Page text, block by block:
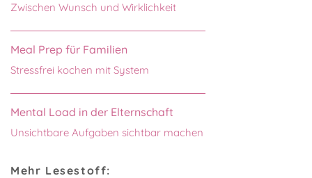
Zwischen Wunsch und Wirklichkeit
Meal Prep für Familien
Stressfrei kochen mit System
Mental Load in der Elternschaft
Unsichtbare Aufgaben sichtbar machen
Mehr Lesestoff: